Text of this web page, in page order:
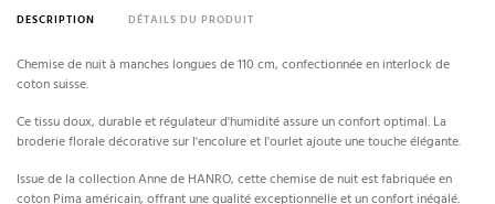
DESCRIPTION DÉTAILS DU PRODUIT
Chemise de nuit à manches longues de 110 cm, confectionnée en interlock de
coton suisse.
Ce tissu doux, durable et régulateur d'humidité assure un confort optimal. La
broderie florale décorative sur l'encolure et l'ourlet ajoute une touche élégante.
Issue de la collection Anne de HANRO, cette chemise de nuit est fabriquée en
coton Pima américain, offrant une qualité exceptionnelle et un confort inégalé.